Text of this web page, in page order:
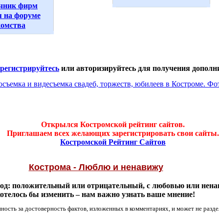
фирм
на форуме
или авторизируйтесь для получения
Открылся Костромской рейтинг сайтов.
Приглашаем всех желающих зарегистрировать свои сайты.
Костромской Рейтинг Сайтов
Кострома - Люблю и ненавижу
положительный или отрицательный, с любовью или
бы изменить – нам важно узнать ваше мнение!
за достоверность фактов, изложенных в комментариях, и может не